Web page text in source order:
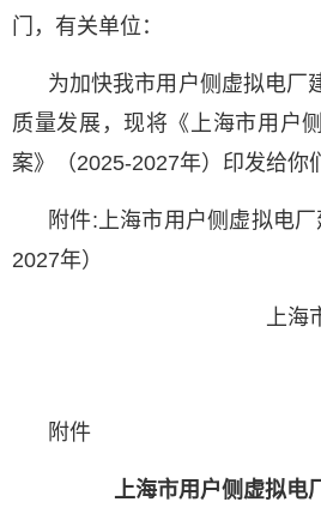
门，有关单位：
为加快我市用户侧虚拟电厂
质量发展，现将《上海市用户
案》（2025-2027年）印发给你
附件:上海市用户侧虚拟电
2027年）
上
附件
上海市用户侧虚拟电